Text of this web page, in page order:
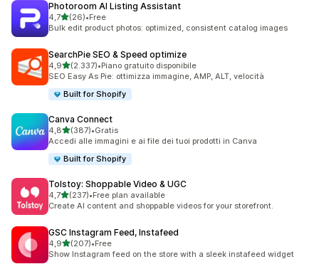
Photoroom AI Listing Assistant
4,7stelle su 5
(26)
26 recensioni totali
•Free
Bulk edit product photos: optimized, consistent catalog images
SearchPie SEO & Speed optimize
4,9stelle su 5
(2.337)
2337 recensioni totali
•Piano gratuito disponibile
SEO Easy As Pie: ottimizza immagine, AMP, ALT, velocità
Built for Shopify
Canva Connect
4,8stelle su 5
(387)
387 recensioni totali
•Gratis
Accedi alle immagini e ai file dei tuoi prodotti in Canva
Built for Shopify
Tolstoy: Shoppable Video & UGC
4,7stelle su 5
(237)
237 recensioni totali
•Free plan available
Create AI content and shoppable videos for your storefront.
GSC Instagram Feed, Instafeed
4,9stelle su 5
(207)
207 recensioni totali
•Free
Show Instagram feed on the store with a sleek instafeed widget